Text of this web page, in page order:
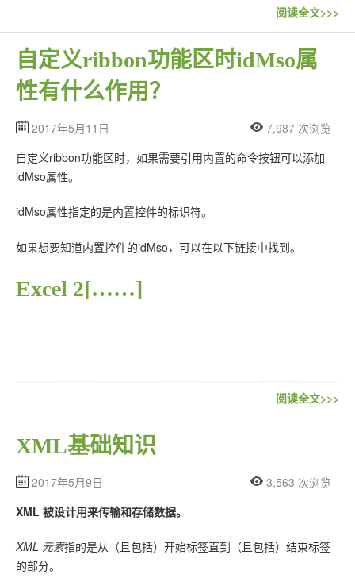
阅读全文>>>
自定义ribbon功能区时idMso属
性有什么作用？
2017年5月11日
7,987 次浏览
自定义ribbon功能区时，如果需要引用内置的命令按钮可以添加
idMso属性。
idMso属性指定的是内置控件的标识符。
如果想要知道内置控件的idMso，可以在以下链接中找到。
Excel 2[……]
阅读全文>>>
XML基础知识
2017年5月9日
3,563 次浏览
XML 被设计用来传输和存储数据。
XML 元素指的是从（且包括）开始标签直到（且包括）结束标签
的部分。